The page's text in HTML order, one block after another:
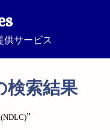
供サービス
検索結果
(NDLC)”